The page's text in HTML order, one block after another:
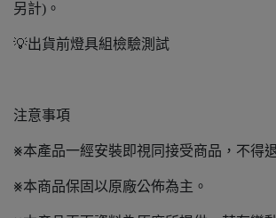
另計)。
💡出貨前燈具組檢驗測試
注意事項
⨳本產品一經安裝即視同接受商品，不得
⨳本商品保固以原廠公佈為主。